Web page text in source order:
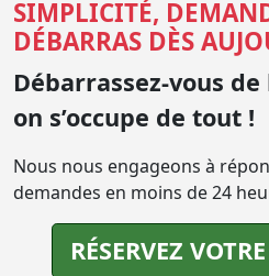
SIMPLICITÉ,
DÉBARRAS DÈS
Débarrassez-vous
on s’occupe de tout !
Nous nous engageons à
demandes en moins de 24
RÉSERVEZ